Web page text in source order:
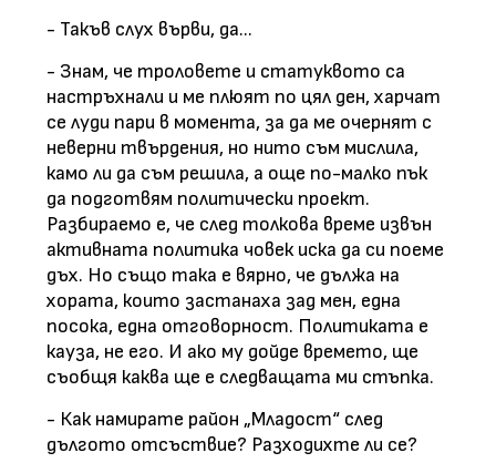
- Такъв слух върви, да...
- Знам, че троловете и статуквото са
настръхнали и ме плюят по цял ден, харчат
се луди пари в момента, за да ме очернят с
неверни твърдения, но нито съм мислила,
камо ли да съм решила, а още по-малко пък
да подготвям политически проект.
Разбираемо е, че след толкова време извън
активната политика човек иска да си поеме
дъх. Но също така е вярно, че дължа на
хората, които застанаха зад мен, една
посока, една отговорност. Политиката е
кауза, не его. И ако му дойде времето, ще
съобщя каква ще е следващата ми стъпка.
- Как намирате район „Младост“ след
дългото отсъствие? Разходихте ли се?